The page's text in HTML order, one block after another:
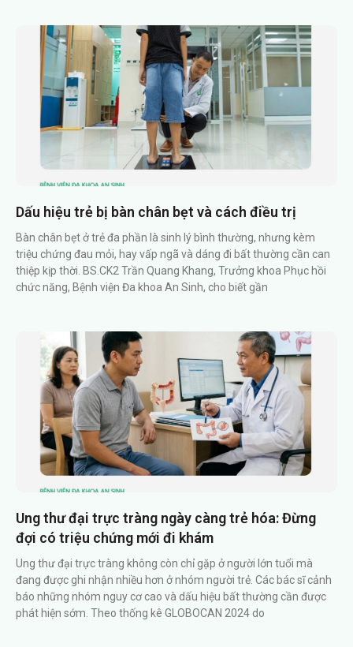
Dấu hiệu trẻ bị bàn chân bẹt và cách điều trị
Bàn chân bẹt ở trẻ đa phần là sinh lý bình thường, nhưng kèm
triệu chứng đau mỏi, hay vấp ngã và dáng đi bất thường cần can
thiệp kịp thời. BS.CK2 Trần Quang Khang, Trưởng khoa Phục hồi
chức năng, Bệnh viện Đa khoa An Sinh, cho biết gần
Ung thư đại trực tràng ngày càng trẻ hóa: Đừng
đợi có triệu chứng mới đi khám
Ung thư đại trực tràng không còn chỉ gặp ở người lớn tuổi mà
đang được ghi nhận nhiều hơn ở nhóm người trẻ. Các bác sĩ cảnh
báo những nhóm nguy cơ cao và dấu hiệu bất thường cần được
phát hiện sớm. Theo thống kê GLOBOCAN 2024 do